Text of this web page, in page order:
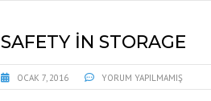
SAFETY IN STORAGE
OCAK 7, 2016 YORUM YAPILMAMIŞ